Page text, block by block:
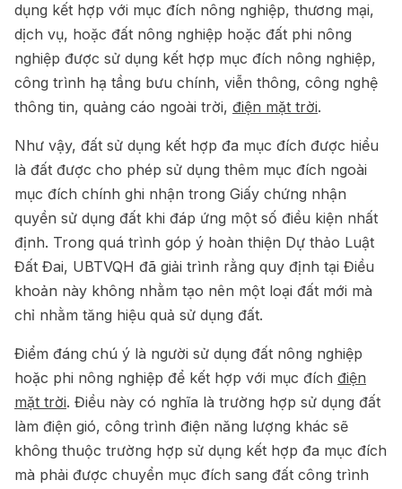
dụng kết hợp với mục đích nông nghiệp, thương mại,
dịch vụ, hoặc đất nông nghiệp hoặc đất phi nông
nghiệp được sử dụng kết hợp mục đích nông nghiệp,
công trình hạ tầng bưu chính, viễn thông, công nghệ
thông tin, quảng cáo ngoài trời, điện mặt trời.
Như vậy, đất sử dụng kết hợp đa mục đích được hiểu
là đất được cho phép sử dụng thêm mục đích ngoài
mục đích chính ghi nhận trong Giấy chứng nhận
quyền sử dụng đất khi đáp ứng một số điều kiện nhất
định. Trong quá trình góp ý hoàn thiện Dự thảo Luật
Đất Đai, UBTVQH đã giải trình rằng quy định tại Điều
khoản này không nhằm tạo nên một loại đất mới mà
chỉ nhằm tăng hiệu quả sử dụng đất.
Điểm đáng chú ý là người sử dụng đất nông nghiệp
hoặc phi nông nghiệp để kết hợp với mục đích điện
mặt trời. Điều này có nghĩa là trường hợp sử dụng đất
làm điện gió, công trình điện năng lượng khác sẽ
không thuộc trường hợp sử dụng kết hợp đa mục đích
mà phải được chuyển mục đích sang đất công trình